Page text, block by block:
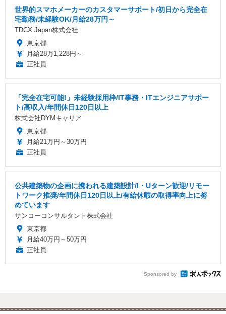
世界的スマホメーカーのカスタマーサポート/初日から完全在
宅勤務/未経験OK/月給28万円～
TDCX Japan株式会社
東京都
月給28万1,228円～
正社員
「完全在宅可能!」未経験採用枠/IT事務・ITエンジニアサポー
ト/高収入/年間休日120日以上
株式会社DYMキャリア
東京都
月給21万円～30万円
正社員
公共建築物の企画に携われる建築設計/I・Uターン歓迎/リモー
トワーク推奨/年間休日120日以上/有給休暇の取得率向上に努
めています
サンコーコンサルタント株式会社
東京都
月給40万円～50万円
正社員
Sponsored by